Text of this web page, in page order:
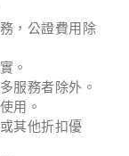
，公證費用除
。
服務者除外。
用。
其他折扣優